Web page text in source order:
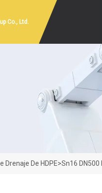
Co., Ltd.
Drenaje De HDPE>Sn16 DN500